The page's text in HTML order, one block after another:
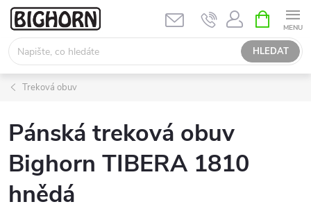
Přejít
obsah
HLEDAT
NÁKUPNÍ
KOŠÍK
Treková obuv
Pánská treková obuv
Bighorn TIBERA 1810
hnědá